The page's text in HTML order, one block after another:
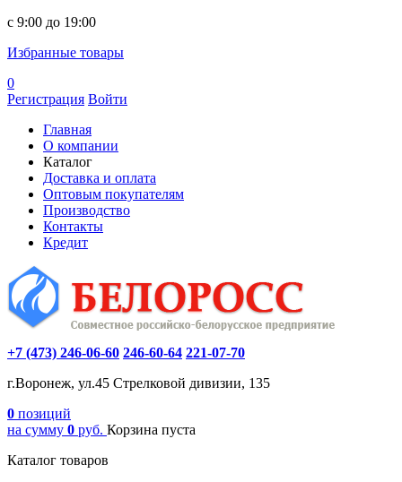
c 9:00 до 19:00
Избранные товары
0
Регистрация Войти
Главная
О компании
Каталог
Доставка и оплата
Оптовым покупателям
Производство
Контакты
Кредит
+7 (473) 246-06-60 246-60-64 221-07-70
г.Воронеж, ул.45 Стрелковой дивизии, 135
0 позиций
на сумму 0 руб. Корзина пуста
Каталог товаров